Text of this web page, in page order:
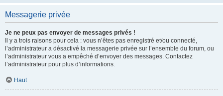
Messagerie privée
Je ne peux pas envoyer de messages privés !
Il y a trois raisons pour cela : vous n’êtes pas enregistré et/ou connecté,
l’administrateur a désactivé la messagerie privée sur l’ensemble du forum, ou
l’administrateur vous a empêché d’envoyer des messages. Contactez
l’administrateur pour plus d’informations.
Haut